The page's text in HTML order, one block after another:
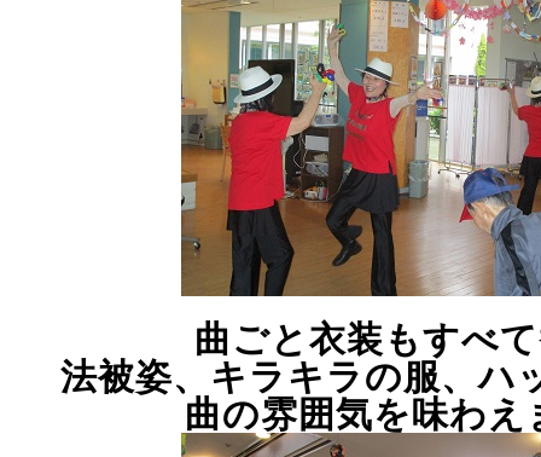
曲ごと衣装もすべ
法被姿、キラキラの服、ハ
曲の雰囲気を味わえ